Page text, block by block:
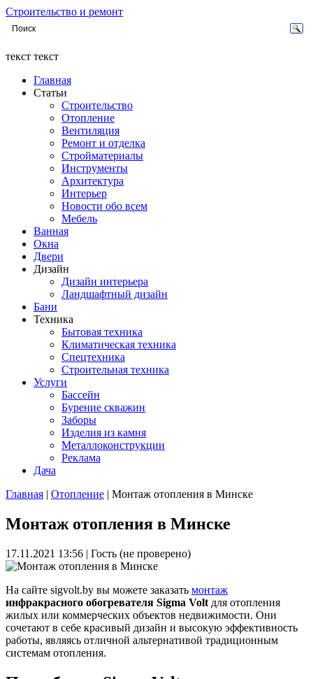
Строительство и ремонт
текст текст
Главная
Статьи
Строительство
Отопление
Вентиляция
Ремонт и отделка
Стройматериалы
Инструменты
Архитектура
Интерьер
Новости обо всем
Мебель
Ванная
Окна
Двери
Дизайн
Дизайн интерьера
Ландшафтный дизайн
Бани
Техника
Бытовая техника
Климатическая техника
Спецтехника
Строительная техника
Услуги
Бассейн
Бурение скважин
Заборы
Изделия из камня
Металлоконструкции
Реклама
Дача
Главная | Отопление | Монтаж отопления в Минске
Монтаж отопления в Минске
17.11.2021 13:56 | Гость (не проверено)
На сайте sigvolt.by вы можете заказать монтаж
инфракрасного обогревателя Sigma Volt для отопления
жилых или коммерческих объектов недвижимости. Они
сочетают в себе красивый дизайн и высокую эффективность
работы, являясь отличной альтернативой традиционным
системам отопления.